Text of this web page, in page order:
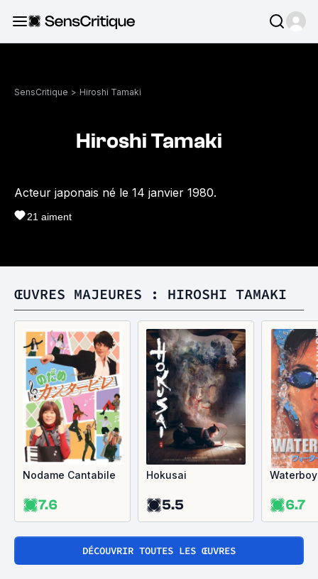
SensCritique > Hiroshi Tamaki
Hiroshi Tamaki
Acteur japonais né le 14 janvier 1980.
21 aiment
ŒUVRES MAJEURES : HIROSHI TAMAKI
Nodame Cantabile
7.6
Hokusai
5.5 6.7
DÉCOUVRIR TOUTES LES ŒUVRES